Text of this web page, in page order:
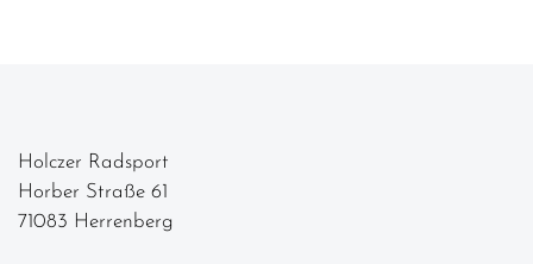
Holczer Radsport
Horber Straße 61
71083 Herrenberg